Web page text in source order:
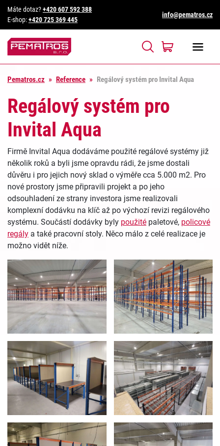
Máte dotaz?+420 607 592 388
E-shop:+420 725 369 445
info@pematros.cz
Pematros.cz » Reference » Regálový systém pro Invital Aqua
Regálový systém pro
Invital Aqua
Firmě Invital Aqua dodáváme použité regálové systémy již
několik roků a byli jsme opravdu rádi, že jsme dostali
důvěru i pro jejich nový sklad o výměře cca 5.000 m2. Pro
nové prostory jsme připravili projekt a po jeho
odsouhladení ze strany investora jsme realizovali
komplexní dodávku na klíč až po výchozí revizi regálového
systému. Součástí dodávky byly použité paletové, policové
regály a také pracovní stoly. Něco málo z celé realizace je
možno vidět níže.